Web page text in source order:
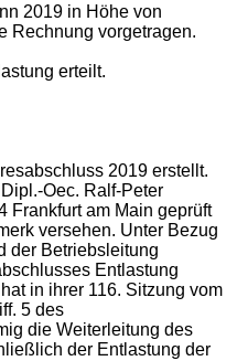
2019 in Höhe von
Rechnung vorgetragen.
erteilt.
2019 erstellt.
Oec. Ralf-Peter
Frankfurt am Main geprüft
versehen. Unter Bezug
der Betriebsleitung
Entlastung
in ihrer 116. Sitzung vom
5 des
die Weiterleitung des
der Entlastung der